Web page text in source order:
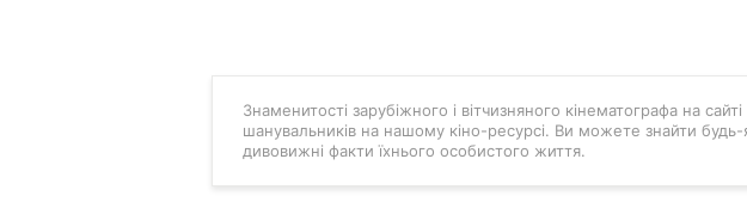
Знаменитості зарубіжного і вітчизняного кінематографа на
шанувальників на нашому кіно-ресурсі. Ви можете знайти
дивовижні факти їхнього особистого життя.